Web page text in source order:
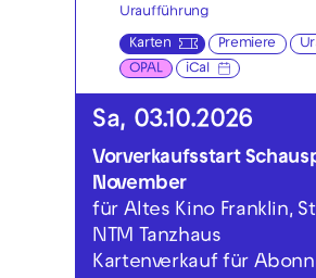
Uraufführung
Karten Premiere
OPAL
iCal
Sa, 03.10.2026
Vorverkaufsstart
November
für Altes Kino Franklin,
NTM Tanzhaus
Kartenverkauf für